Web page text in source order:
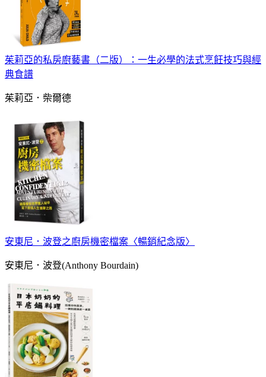
茱莉亞的私房廚藝書（二版）：一生必學的法式烹飪技巧與經
典食譜
茱莉亞．柴爾德
安東尼．波登之廚房機密檔案〈暢銷紀念版〉
安東尼．波登(Anthony Bourdain)